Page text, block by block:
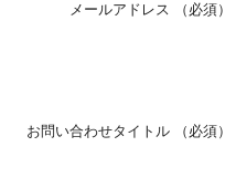
メールアドレス （必須）
お問い合わせタイトル （必須）